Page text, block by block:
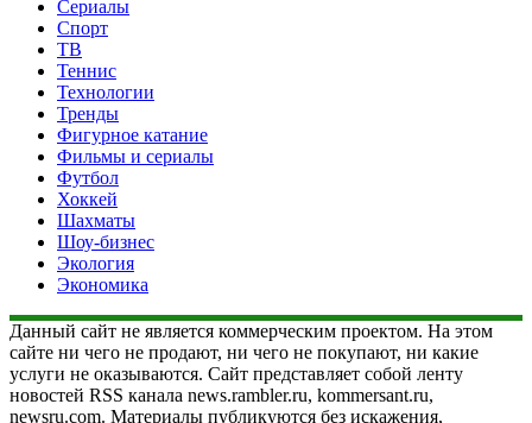
Сериалы
Спорт
ТВ
Теннис
Технологии
Тренды
Фигурное катание
Фильмы и сериалы
Футбол
Хоккей
Шахматы
Шоу-бизнес
Экология
Экономика
Данный сайт не является коммерческим проектом. На этом
сайте ни чего не продают, ни чего не покупают, ни какие
услуги не оказываются. Сайт представляет собой ленту
новостей RSS канала news.rambler.ru, kommersant.ru,
newsru.com. Материалы публикуются без искажения,